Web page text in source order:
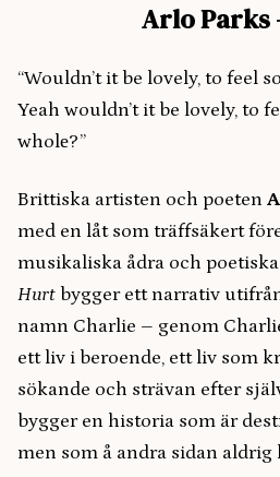
Arlo Parks
“Wouldn’t it be lovely, to feel
Yeah wouldn’t it be lovely, to
wholе?”
Brittiska artisten och poeten
med en låt som träffsäkert
musikaliska ådra och
Hurt bygger ett narrativ
namn Charlie – genom
ett liv i beroende, ett liv som
sökande och strävan efter
bygger en historia som är
men som å andra sidan aldrig